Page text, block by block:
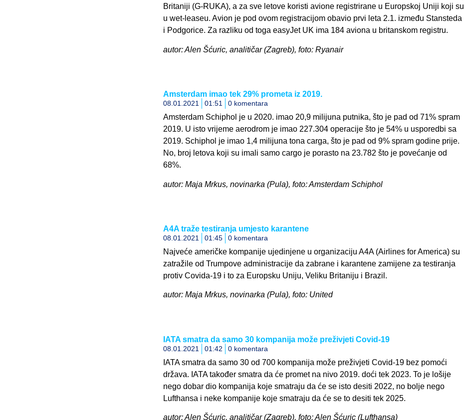
Britaniji (G-RUKA), a za sve letove koristi avione registrirane u Europskoj Uniji koji su
u wet-leaseu. Avion je pod ovom registracijom obavio prvi leta 2.1. između Stansteda
i Podgorice. Za razliku od toga easyJet UK ima 184 aviona u britanskom registru.
autor: Alen Šćuric, analitičar (Zagreb), foto: Ryanair
Amsterdam imao tek 29% prometa iz 2019.
08.01.2021 01:51 0 komentara
Amsterdam Schiphol je u 2020. imao 20,9 milijuna putnika, što je pad od 71% spram
2019. U isto vrijeme aerodrom je imao 227.304 operacije što je 54% u usporedbi sa
2019. Schiphol je imao 1,4 milijuna tona carga, što je pad od 9% spram godine prije.
No, broj letova koji su imali samo cargo je porasto na 23.782 što je povećanje od
68%.
autor: Maja Mrkus, novinarka (Pula), foto: Amsterdam Schiphol
A4A traže testiranja umjesto karantene
08.01.2021 01:45 0 komentara
Najveće američke kompanije ujedinjene u organizaciju A4A (Airlines for America) su
zatražile od Trumpove administracije da zabrane i karantene zamijene za testiranja
protiv Covida-19 i to za Europsku Uniju, Veliku Britaniju i Brazil.
autor: Maja Mrkus, novinarka (Pula), foto: United
IATA smatra da samo 30 kompanija može preživjeti Covid-19
08.01.2021 01:42 0 komentara
IATA smatra da samo 30 od 700 kompanija može preživjeti Covid-19 bez pomoći
država. IATA također smatra da će promet na nivo 2019. doći tek 2023. To je lošije
nego dobar dio kompanija koje smatraju da će se isto desiti 2022, no bolje nego
Lufthansa i neke kompanije koje smatraju da će se to desiti tek 2025.
autor: Alen Šćuric, analitičar (Zagreb), foto: Alen Šćuric (Lufthansa)